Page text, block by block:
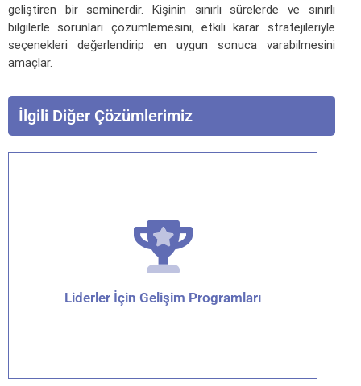
geliştiren bir seminerdir. Kişinin sınırlı sürelerde ve sınırlı
bilgilerle sorunları çözümlemesini, etkili karar stratejileriyle
seçenekleri değerlendirip en uygun sonuca varabilmesini
amaçlar.
İlgili Diğer Çözümlerimiz
Liderler İçin Gelişim Programları